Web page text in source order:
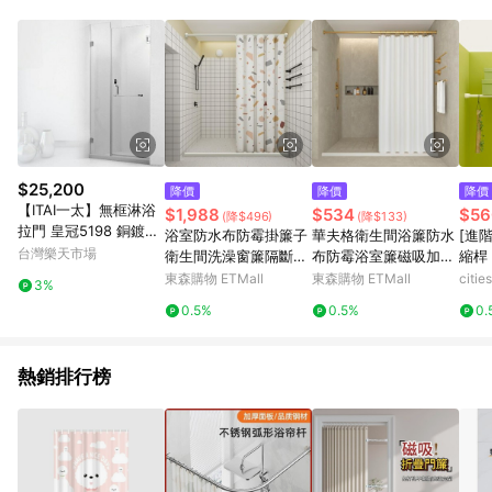
回饋。 5. 點數回饋會扣除所有折扣優惠後之最終發票金額計算，
實際回饋請依LINE購物通知為主。 6. 訂單如有使用東森購物
ETMall站內之折扣優惠(包含但不限於東森幣、樂透金、東森現金
券等)，不具點數回饋資格。詳細請依東森購物ETMall之結帳頁面
顯示為準。 7. LINE購物設有「單一商品最高回饋點數」機制(特
殊活動時開放「回饋無上限」)，以同一訂單中同一商品不論件數
計算，並依訂單成立時間當下LINE購物所設定的回饋機制為準。
8. LINE購物為購物資訊整合性平台，商品資料更新會有時間差，
如顯示之商品規格、顏色、價位、贈品與東森購物ETMall銷售網
頁不符，以銷售網頁標示為準。 9. 若有贈點爭議，請務必於訂單
日期+180天以內至LINE購物客服洽詢；若超過180天(含)以上進
行申訴，恕無法贈點回饋。 10. 部分點數紅包僅限指定商品使
用，或不適用於無回饋商品。各點數紅包之適用商品與使用條件
請依點數紅包頁面規則為準。
$25,200
【ITAI一太】無框淋浴
拉門 皇冠5198 銅鍍鉻
10mm強化玻璃 原廠安
台灣樂天市場
3%
降價
$1,988 (降$496)
浴室防水布防霉掛簾子
衛生間洗澡窗簾隔斷磁
吸擋水浴簾套裝免打孔
東森購物 ETMall
0.5%
降價
$534 (降$133)
華夫格衛生間浴簾防水
布防霉浴室簾磁吸加厚
擋水簾免打孔套裝隔斷
東森購物 ETMall
0.5%
降價
[進
縮桿
0cm
熱銷排行榜